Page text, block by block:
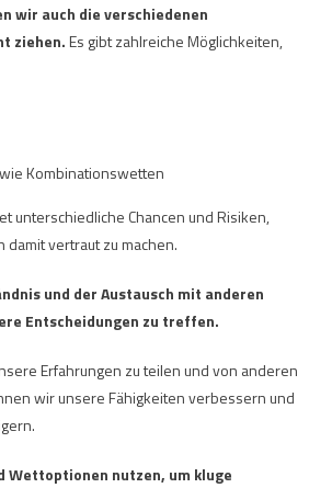
wir auch die verschiedenen
ziehen.Es gibt zahlreiche Möglichkeiten,
Kombinationswetten
unterschiedliche Chancen und Risiken,
vertraut zu machen.
und der Austausch mit anderen
Entscheidungen zu treffen.
Erfahrungen zu teilen und von anderen
wir unsere Fähigkeiten verbessern und
Wettoptionen nutzen, um kluge